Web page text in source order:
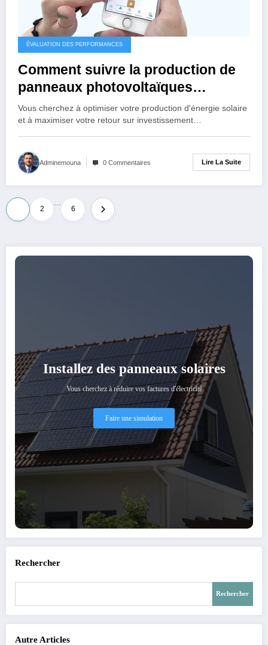
ÉVALUATION DES PERFORMANCES
Comment suivre la production de
panneaux photovoltaïques
efficacement ?
Vous cherchez à optimiser votre production d'énergie solaire
et à maximiser votre retour sur investissement…
Adminemouna 0 Commentaires Lire La Suite
Pagination
des
publications
2 6
Installez des panneaux solaires
Vous cherchez à réduire vos factures d'électricité
Faire une simulation
Rechercher
Rechercher
Autre Articles